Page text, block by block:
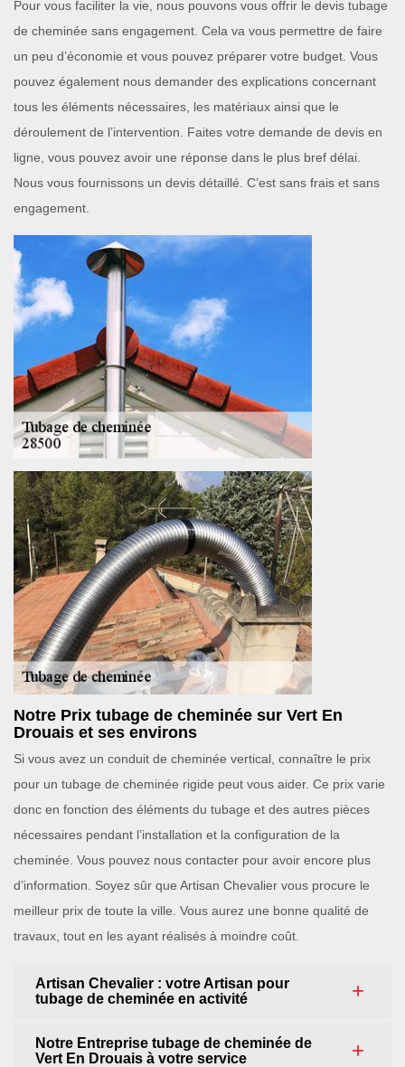
Pour vous faciliter la vie, nous pouvons vous offrir le devis tubage
de cheminée sans engagement. Cela va vous permettre de faire
un peu d’économie et vous pouvez préparer votre budget. Vous
pouvez également nous demander des explications concernant
tous les éléments nécessaires, les matériaux ainsi que le
déroulement de l’intervention. Faites votre demande de devis en
ligne, vous pouvez avoir une réponse dans le plus bref délai.
Nous vous fournissons un devis détaillé. C’est sans frais et sans
engagement.
Notre Prix tubage de cheminée sur Vert En
Drouais et ses environs
Si vous avez un conduit de cheminée vertical, connaître le prix
pour un tubage de cheminée rigide peut vous aider. Ce prix varie
donc en fonction des éléments du tubage et des autres pièces
nécessaires pendant l’installation et la configuration de la
cheminée. Vous pouvez nous contacter pour avoir encore plus
d’information. Soyez sûr que Artisan Chevalier vous procure le
meilleur prix de toute la ville. Vous aurez une bonne qualité de
travaux, tout en les ayant réalisés à moindre coût.
Artisan Chevalier : votre Artisan pour
tubage de cheminée en activité
Notre Entreprise tubage de cheminée de
Vert En Drouais à votre service